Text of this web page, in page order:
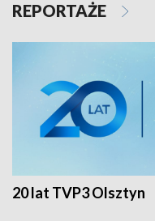
REPORTAŻE
20 lat TVP3 Olsztyn